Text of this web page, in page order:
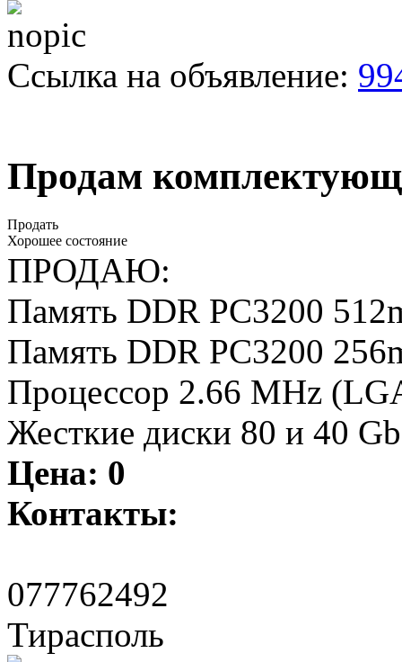
Ссылка на объявление:
Продам
Продать
Хорошее состояние
ПРОДАЮ:
Память DDR PC3200
Память DDR PC3200
Процессор 2.66 MHz
Жесткие диски 80 и 40
Цена: 0
Контакты:
077762492
Тирасполь